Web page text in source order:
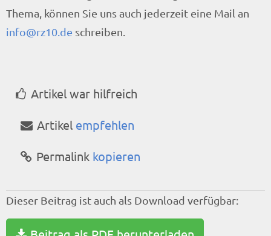
Thema, können Sie uns auch jederzeit eine Mail an
info@rz10.de schreiben.
Artikel war hilfreich
Artikel empfehlen
Permalink kopieren
Dieser Beitrag ist auch als Download verfügbar: